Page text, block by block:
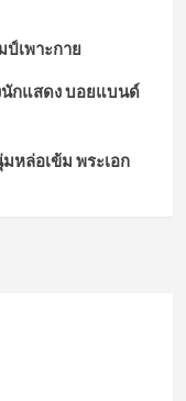
เพาะกาย
นักแสดง บอยแบนด์
หล่อเข้ม พระเอก